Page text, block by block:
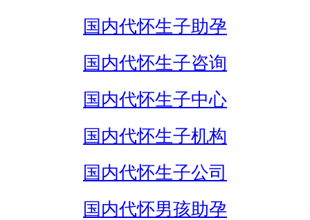
国内代怀生子助孕
国内代怀生子咨询
国内代怀生子中心
国内代怀生子机构
国内代怀生子公司
国内代怀男孩助孕